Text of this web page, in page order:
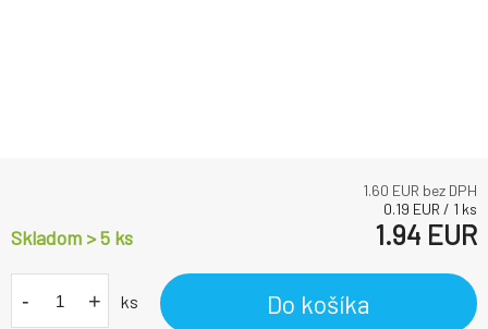
1.60 EUR bez DPH
0.19 EUR / 1 ks
Skladom > 5 ks 1.94 EUR
- + ks Do košíka